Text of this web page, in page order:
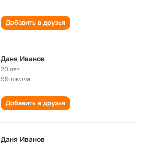
Добавить в друзья
Даня Иванов
20 лет
59 школа
Добавить в друзья
Даня Иванов